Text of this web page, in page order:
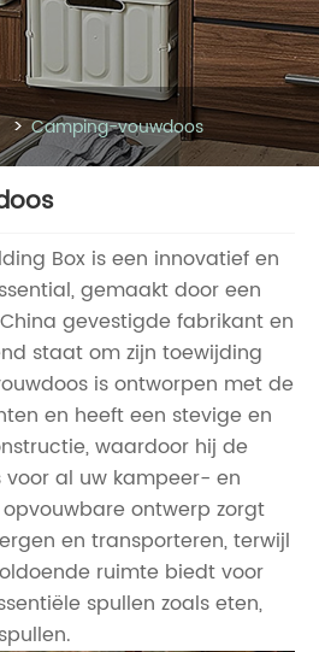
Camping-vouwdoos
Box is een innovatief en
gemaakt door een
gevestigde fabrikant en
staat om zijn toewijding
is ontworpen met de
en heeft een stevige en
waardoor hij de
al uw kampeer- en
ontwerp zorgt
en transporteren, terwijl
ruimte biedt voor
spullen zoals eten,